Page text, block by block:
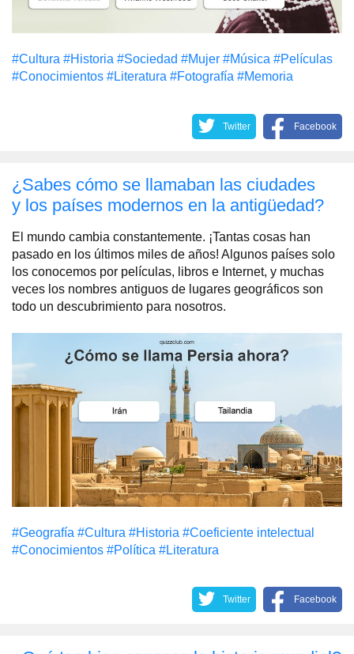
#Cultura #Historia #Sociedad #Mujer #Música #Películas
#Conocimientos #Literatura #Fotografía #Memoria
Twitter Facebook
¿Sabes cómo se llamaban las ciudades
y los países modernos en la antigüedad?
El mundo cambia constantemente. ¡Tantas cosas han
pasado en los últimos miles de años! Algunos países solo
los conocemos por películas, libros e Internet, y muchas
veces los nombres antiguos de lugares geográficos son
todo un descubrimiento para nosotros.
#Geografía #Cultura #Historia #Coeficiente intelectual
#Conocimientos #Política #Literatura
Twitter Facebook